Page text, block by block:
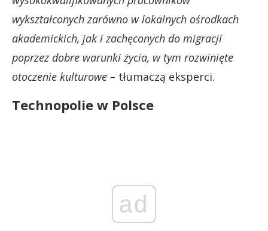
wykształconych zarówno w lokalnych ośrodkach
akademickich, jak i zachęconych do migracji
poprzez dobre warunki życia, w tym rozwinięte
otoczenie kulturowe – tłumaczą eksperci.
Technopolie w Polsce
ad